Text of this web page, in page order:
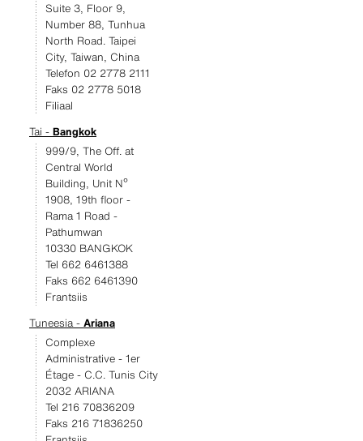
Suite 3, Floor 9,
Number 88, Tunhua
North Road. Taipei
City, Taiwan, China
Telefon 02 2778 2111
Faks 02 2778 5018
Filiaal
Tai - Bangkok
999/9, The Off. at
Central World
Building, Unit Nº
1908, 19th floor -
Rama 1 Road -
Pathumwan
10330 BANGKOK
Tel 662 6461388
Faks 662 6461390
Frantsiis
Tuneesia - Ariana
Complexe
Administrative - 1er
Étage - C.C. Tunis City
2032 ARIANA
Tel 216 70836209
Faks 216 71836250